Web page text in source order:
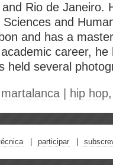
Rio de Janeiro.
and
and has a
career, he
held several
martalanca hip hop
participar